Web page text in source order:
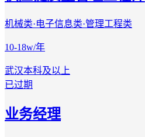
机械类·电子信息类·管理工程类
10-18w/年
武汉本科及以上
已过期
业务经理